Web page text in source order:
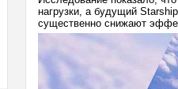
нагрузки, а будущий
существенно снижают